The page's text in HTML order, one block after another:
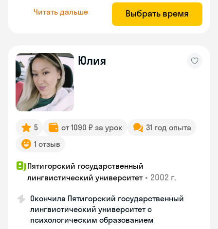
Читать дальше Выбрать время
Юлия
5 от 1090 ₽ за урок
31 год опыта
1 отзыв
Пятигорский государственный
лингвистический университет • 2002 г.
Окончила Пятигорский государственный
лингвистический университет с
психологическим образованием